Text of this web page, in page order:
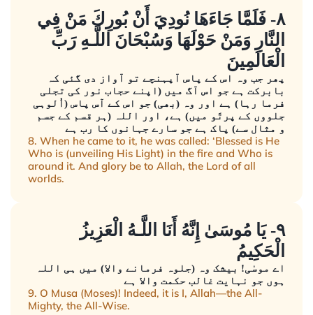
٨- فَلَمَّا جَاءَهَا نُودِيَ أَنْ بُورِكَ مَنْ فِي
النَّارِ وَمَنْ حَوْلَهَا وَسُبْحَانَ اللَّـهِ رَبِّ
الْعَالَمِينَ
پھر جب وہ اس کے پاس آپہنچے تو آواز دی گئی کہ
بابرکت ہے جو اس آگ میں (اپنے حجاب نور کی تجلی
فرما رہا) ہے اور وہ (بھی) جو اس کے آس پاس (اُلوہی
جلووں کے پرتَو میں) ہے، اور اللہ (ہر قسم کے جسم
و مثال سے) پاک ہے جو سارے جہانوں کا رب ہے
8. When he came to it, he was called: ‘Blessed is He
Who is (unveiling His Light) in the fire and Who is
around it. And glory be to Allah, the Lord of all
worlds.
٩- يَا مُوسَىٰ إِنَّهُ أَنَا اللَّـهُ الْعَزِيزُ
الْحَكِيمُ
اے موسٰی! بیشک وہ (جلوہ فرمانے والا) میں ہی اللہ
ہوں جو نہایت غالب حکمت والا ہے
9. O Musa (Moses)! Indeed, it is I, Allah—the All-
Mighty, the All-Wise.